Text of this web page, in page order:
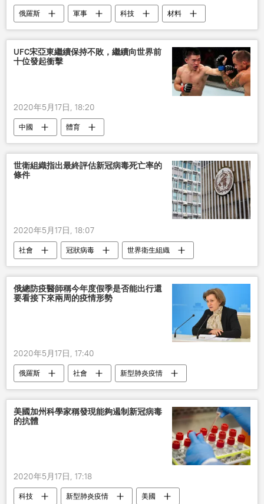
俄羅斯 軍事 科技
材料
偽裝
UFC宋亞東繼續保持不敗，繼續向世界前
十位發起衝擊
2020年5月17日, 18:20
中國 體育
世衛組織指出最終評估新冠病毒死亡率的
條件
2020年5月17日, 18:07
社會 冠狀病毒 世界衛生組織
俄總防疫醫師稱今年度假季是否能出行還
要看接下來兩周的疫情形勢
2020年5月17日, 17:40
俄羅斯 社會
新型肺炎疫情
疫情
度假
美國加州科學家稱發現能夠遏制新冠病毒
的抗體
2020年5月17日, 17:18
科技 新型肺炎疫情
美國